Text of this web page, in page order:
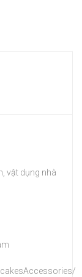
vật dụng nhà